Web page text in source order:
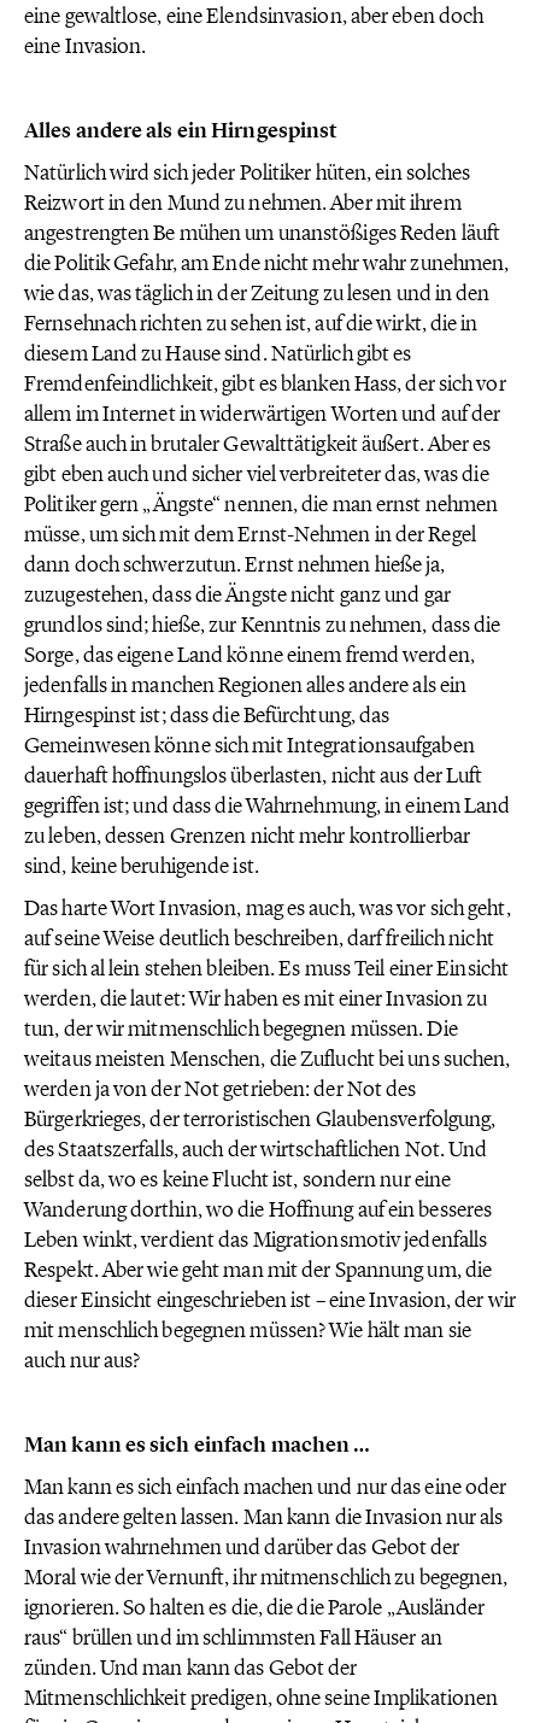
eine gewaltlose, eine Elendsinvasion, aber eben doch
eine Invasion.
Alles andere als ein Hirngespinst
Natürlich wird sich jeder Politiker hüten, ein solches
Reizwort in den Mund zu nehmen. Aber mit ihrem
angestrengten Be mühen um unanstößiges Reden läuft
die Politik Gefahr, am Ende nicht mehr wahr zunehmen,
wie das, was täglich in der Zeitung zu lesen und in den
Fernsehnach richten zu sehen ist, auf die wirkt, die in
diesem Land zu Hause sind. Natürlich gibt es
Fremdenfeindlichkeit, gibt es blanken Hass, der sich vor
allem im Internet in widerwärtigen Worten und auf der
Straße auch in brutaler Gewalttätigkeit äußert. Aber es
gibt eben auch und sicher viel verbreiteter das, was die
Politiker gern „Ängste“ nennen, die man ernst nehmen
müsse, um sich mit dem Ernst-Nehmen in der Regel
dann doch schwerzutun. Ernst nehmen hieße ja,
zuzugestehen, dass die Ängste nicht ganz und gar
grundlos sind; hieße, zur Kenntnis zu nehmen, dass die
Sorge, das eigene Land könne einem fremd werden,
jedenfalls in manchen Regionen alles andere als ein
Hirngespinst ist; dass die Befürchtung, das
Gemeinwesen könne sich mit Integrationsaufgaben
dauerhaft hoffnungslos überlasten, nicht aus der Luft
gegriffen ist; und dass die Wahrnehmung, in einem Land
zu leben, dessen Grenzen nicht mehr kontrollierbar
sind, keine beruhigende ist.
Das harte Wort Invasion, mag es auch, was vor sich geht,
auf seine Weise deutlich beschreiben, darf freilich nicht
für sich al lein stehen bleiben. Es muss Teil einer Einsicht
werden, die lautet: Wir haben es mit einer Invasion zu
tun, der wir mitmenschlich begegnen müssen. Die
weitaus meisten Menschen, die Zuflucht bei uns suchen,
werden ja von der Not getrieben: der Not des
Bürgerkrieges, der terroristischen Glaubensverfolgung,
des Staatszerfalls, auch der wirtschaftlichen Not. Und
selbst da, wo es keine Flucht ist, sondern nur eine
Wanderung dorthin, wo die Hoffnung auf ein besseres
Leben winkt, verdient das Migrationsmotiv jedenfalls
Respekt. Aber wie geht man mit der Spannung um, die
dieser Einsicht eingeschrieben ist – eine Invasion, der wir
mit menschlich begegnen müssen? Wie hält man sie
auch nur aus?
Man kann es sich einfach machen …
Man kann es sich einfach machen und nur das eine oder
das andere gelten lassen. Man kann die Invasion nur als
Invasion wahrnehmen und darüber das Gebot der
Moral wie der Vernunft, ihr mitmenschlich zu begegnen,
ignorieren. So halten es die, die die Parole „Ausländer
raus“ brüllen und im schlimmsten Fall Häuser an
zünden. Und man kann das Gebot der
Mitmenschlichkeit predigen, ohne seine Implikationen